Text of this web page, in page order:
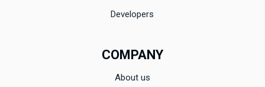
Developers
COMPANY
About us